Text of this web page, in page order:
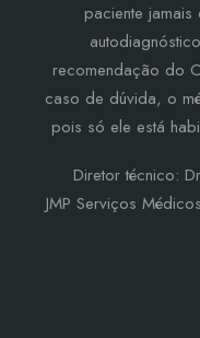
paciente
recomendação do
caso de dúvida, o
pois só ele está
Diretor técnico:
JMP Serviços